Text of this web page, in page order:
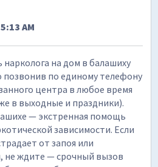
AM
нарколога на дом в балашиху
позвонив по единому телефону
центра в любое время
в выходные и праздники).
— экстренная помощь
зависимости. Если
от запоя или
не ждите — срочный вызов